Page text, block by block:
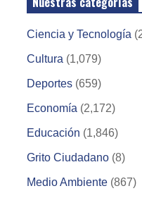
Ciencia y Tecnología
Cultura (1,079)
Deportes (659)
Economía (2,172)
Educación (1,846)
Grito Ciudadano (8)
Medio Ambiente (867)